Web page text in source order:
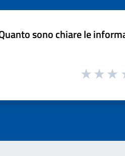
sono chiare le